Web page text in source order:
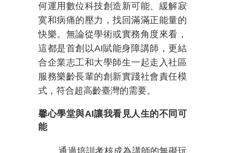
何運用數位科技創造新可能、緩解寂
寞和病痛的壓力，找回滿滿正能量的
快樂。無論從學術或實務角度來看，
這都是首創以AI賦能身障講師，更結
合企業志工和大學師生一起走入社區
服務樂齡長輩的創新實踐社會責任模
式，符合超高齡臺灣的需要。
馨心學堂與AI讓我看見人生的不同可
能
通過培訓考核成為講師的無礙玩